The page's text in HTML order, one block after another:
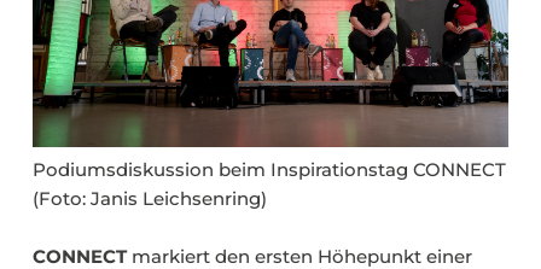
Podiumsdiskussion beim Inspirationstag CONNECT
(Foto: Janis Leichsenring)
CONNECT markiert den ersten Höhepunkt einer